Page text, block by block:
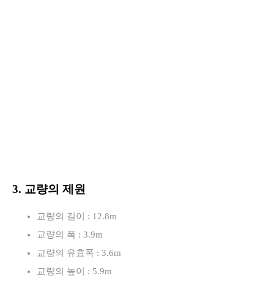
3. 교량의 제원
교량의 길이 : 12.8m
교량의 폭 : 3.9m
교량의 유효폭 : 3.6m
교량의 높이 : 5.9m